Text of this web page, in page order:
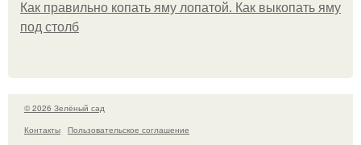
Как правильно копать яму лопатой. Как выкопать яму
под столб
© 2026 Зелёный сад
Контакты
Пользовательское соглашение